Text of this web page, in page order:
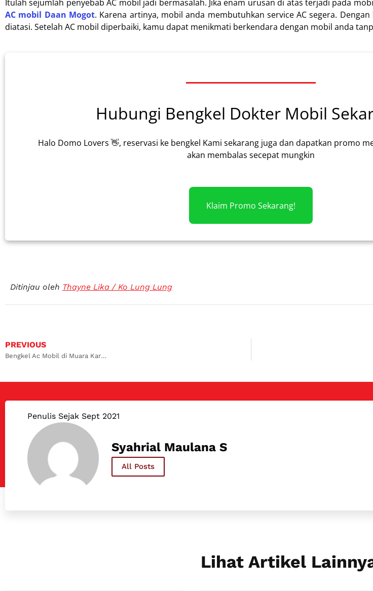
Itulah sejumlah penyebab AC mobil jadi bermasalah. Jika enam urusan di atas terjadi pada
AC mobil Daan Mogot. Karena artinya, mobil anda membutuhkan service AC segera.
diatasi. Setelah AC mobil diperbaiki, kamu dapat menikmati berkendara dengan mobil anda
Hubungi Bengkel Dokter Mobil
Halo Domo Lovers 👋, reservasi ke bengkel Kami sekarang juga dan dapatkan promo
akan membalas secepat mungkin
Klaim Promo Sekarang!
Ditinjau oleh Thayne Lika / Ko Lung Lung
PREVIOUS
Bengkel Ac Mobil di Muara Karang
Penulis Sejak Sept 2021
Syahrial Maulana S
All Posts
Lihat Artikel